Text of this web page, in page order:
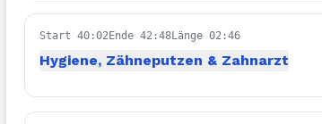
Start 40:02Ende 42:48Länge 02:46
Hygiene, Zähneputzen & Zahnarzt